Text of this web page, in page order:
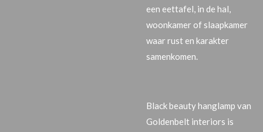
een eettafel, in de hal,
woonkamer of slaapkamer
waar rust en karakter
samenkomen.
Black beautyhanglamp van
Goldenbelt interiors is